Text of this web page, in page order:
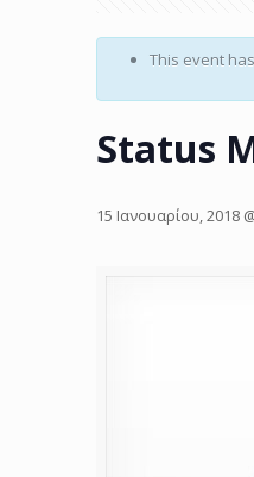
This event
Status
15 Ιανουαρίου, 2018